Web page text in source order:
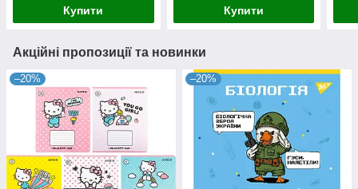
Купити Купити
Акційні пропозиції та новинки
–20% –20%